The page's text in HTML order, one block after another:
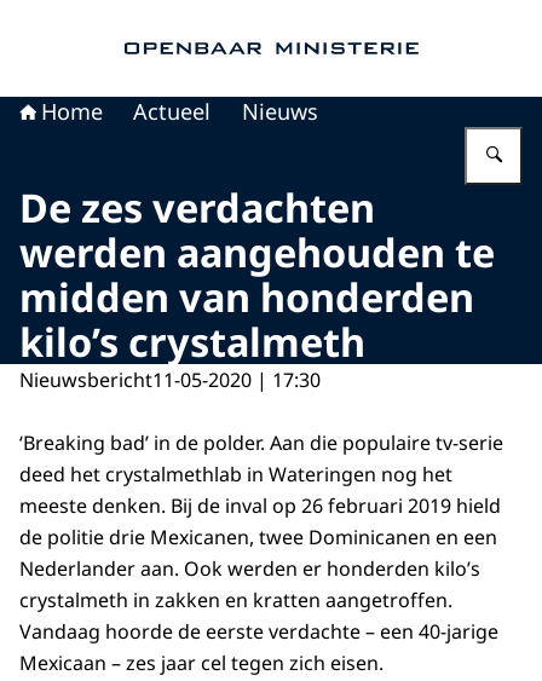
Home Actueel Nieuws
De zes verdachten
werden aangehouden te
midden van honderden
kilo’s crystalmeth
Nieuwsbericht11-05-2020 | 17:30
‘Breaking bad’ in de polder. Aan die populaire tv-serie
deed het crystalmethlab in Wateringen nog het
meeste denken. Bij de inval op 26 februari 2019 hield
de politie drie Mexicanen, twee Dominicanen en een
Nederlander aan. Ook werden er honderden kilo’s
crystalmeth in zakken en kratten aangetroffen.
Vandaag hoorde de eerste verdachte – een 40-jarige
Mexicaan – zes jaar cel tegen zich eisen.